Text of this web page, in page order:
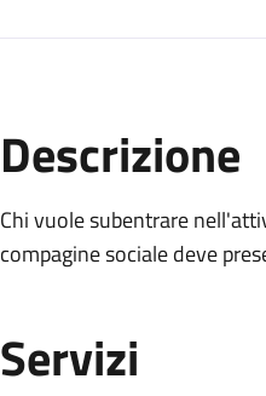
Descrizione
Chi vuole subentrare
compagine sociale deve
Servizi